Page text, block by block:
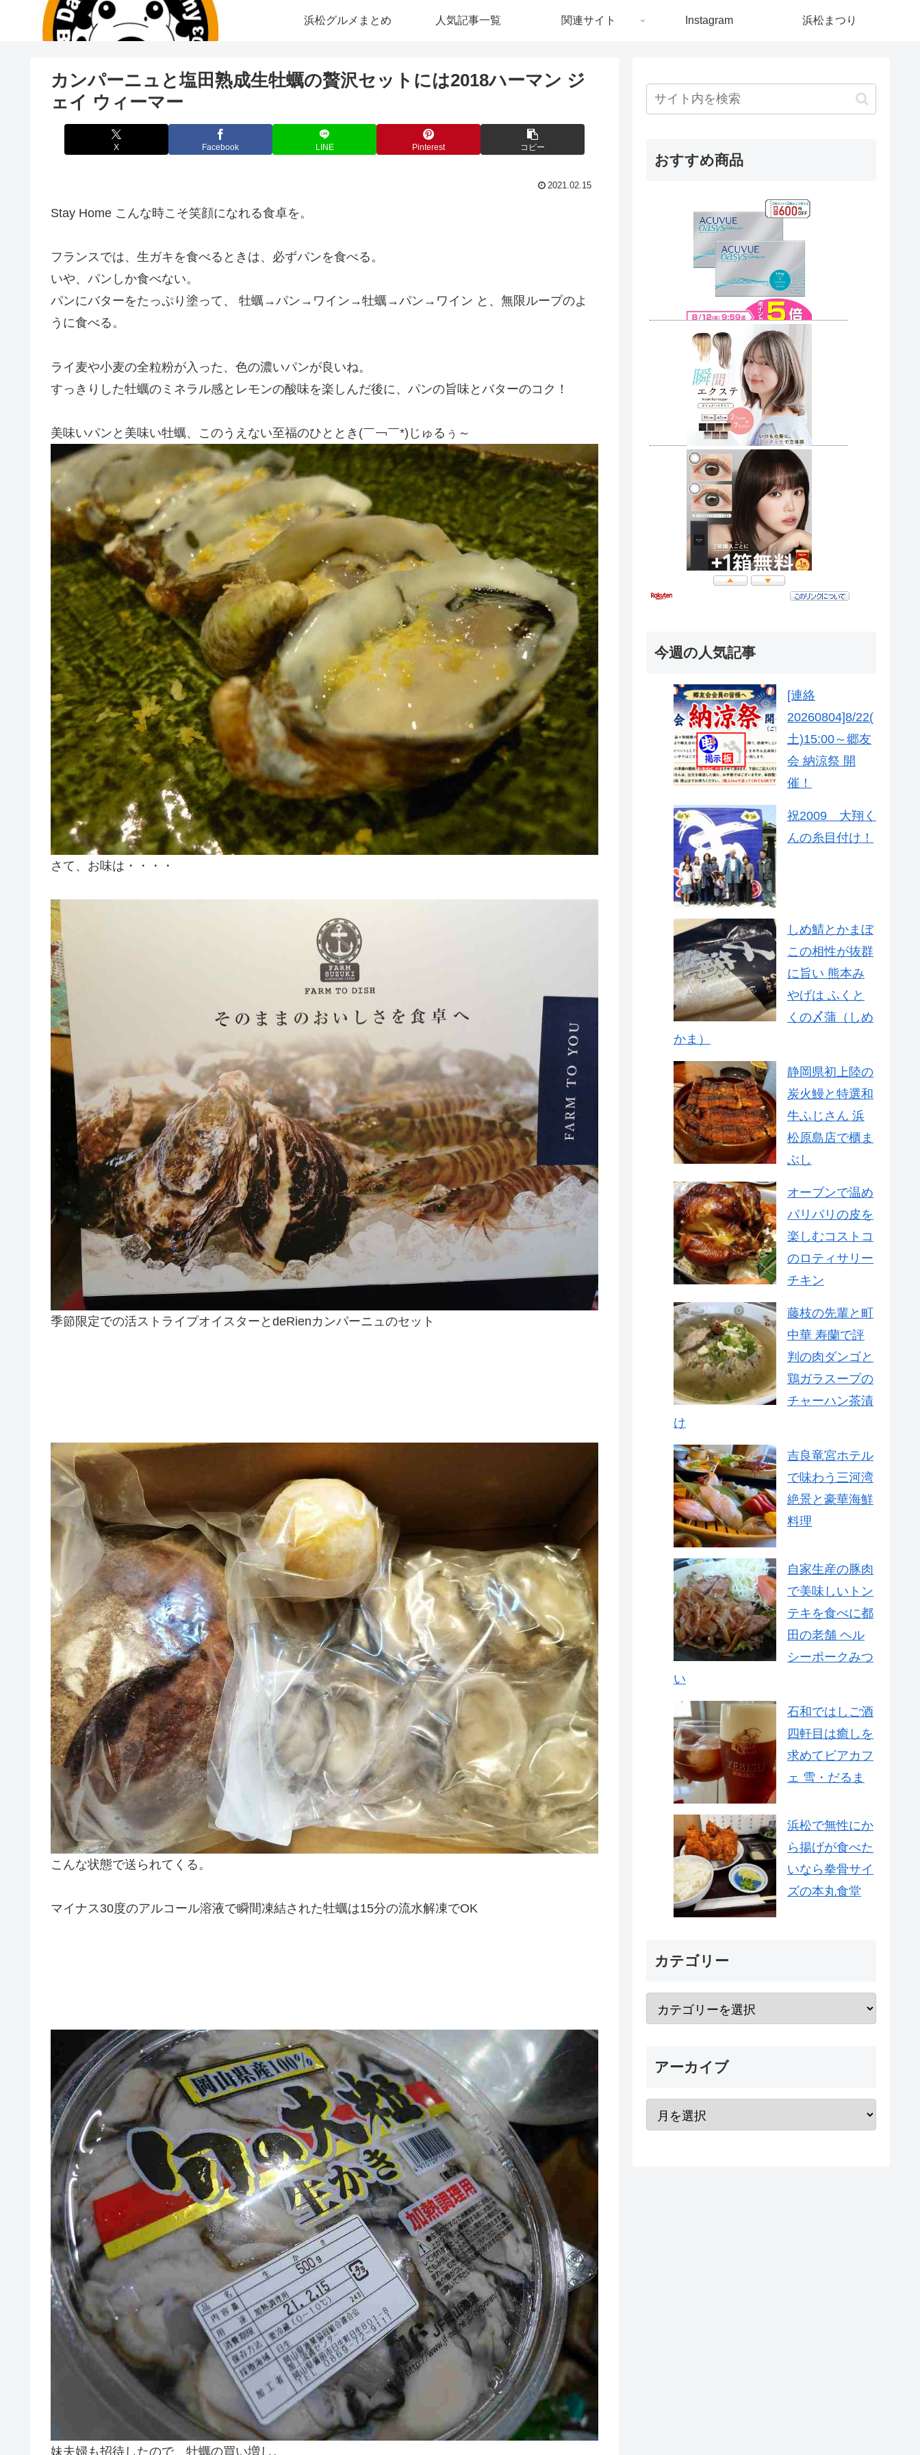
浜松グルメまとめ 人気記事一覧 関連サイト Instagram 浜松まつり
カンパーニュと塩田熟成生牡蠣の贅沢セットには2018ハーマン ジ
ェイ ウィーマー
X Facebook LINE Pinterest コピー
2021.02.15
Stay Home こんな時こそ笑顔になれる食卓を。
フランスでは、生ガキを食べるときは、必ずパンを食べる。
いや、パンしか食べない。
パンにバターをたっぷり塗って、 牡蠣→パン→ワイン→牡蠣→パン→ワイン と、無限ループのよ
うに食べる。
ライ麦や小麦の全粒粉が入った、色の濃いパンが良いね。
すっきりした牡蠣のミネラル感とレモンの酸味を楽しんだ後に、パンの旨味とバターのコク！
美味いパンと美味い牡蠣、このうえない至福のひととき(￣￢￣*)じゅるぅ～
さて、お味は・・・・
季節限定での活ストライプオイスターとdeRienカンパーニュのセット
こんな状態で送られてくる。
マイナス30度のアルコール溶液で瞬間凍結された牡蠣は15分の流水解凍でOK
妹夫婦も招待したので、牡蠣の買い増し。
おすすめ商品
今週の人気記事
[連絡
20260804]8/22(
土)15:00～郷友
会 納涼祭 開
催！
祝2009 大翔く
んの糸目付け！
しめ鯖とかまぼ
この相性が抜群
に旨い 熊本み
やげは ふくと
くの〆蒲（しめ
かま）
静岡県初上陸の
炭火鰻と特選和
牛ふじさん 浜
松原島店で櫃ま
ぶし
オーブンで温め
パリパリの皮を
楽しむコストコ
のロティサリー
チキン
藤枝の先輩と町
中華 寿蘭で評
判の肉ダンゴと
鶏ガラスープの
チャーハン茶漬
け
吉良竜宮ホテル
で味わう三河湾
絶景と豪華海鮮
料理
自家生産の豚肉
で美味しいトン
テキを食べに都
田の老舗 ヘル
シーポークみつ
い
石和ではしご酒
四軒目は癒しを
求めてビアカフ
ェ 雪・だるま
浜松で無性にか
ら揚げが食べた
いなら拳骨サイ
ズの本丸食堂
カテゴリー
アーカイブ